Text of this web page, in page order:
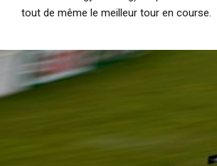
tout de même le meilleur tour en course.